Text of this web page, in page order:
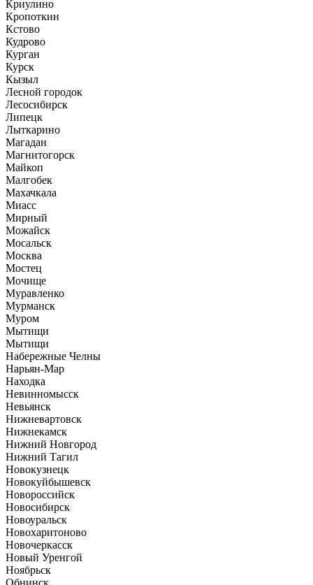
Криулино
Кропоткин
Кстово
Кудрово
Курган
Курск
Кызыл
Лесной городок
Лесосибирск
Липецк
Лыткарино
Магадан
Магнитогорск
Майкоп
Малгобек
Махачкала
Миасс
Мирный
Можайск
Мосальск
Москва
Мостец
Мочище
Муравленко
Мурманск
Муром
Мытищи
Мытищи
Набережные Челны
Нарьян-Мар
Находка
Невинномысск
Невьянск
Нижневартовск
Нижнекамск
Нижний Новгород
Нижний Тагил
Новокузнецк
Новокуйбышевск
Новороссийск
Новосибирск
Новоуральск
Новохаритоново
Новочеркасск
Новый Уренгой
Ноябрьск
Обнинск